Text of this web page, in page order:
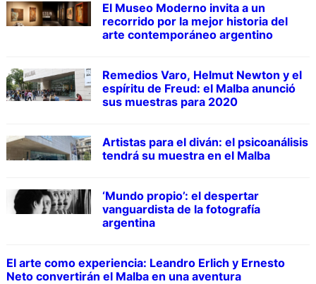
El Museo Moderno invita a un
recorrido por la mejor historia del
arte contemporáneo argentino
Remedios Varo, Helmut Newton y el
espíritu de Freud: el Malba anunció
sus muestras para 2020
Artistas para el diván: el psicoanálisis
tendrá su muestra en el Malba
‘Mundo propio’: el despertar
vanguardista de la fotografía
argentina
El arte como experiencia: Leandro Erlich y Ernesto
Neto convertirán el Malba en una aventura